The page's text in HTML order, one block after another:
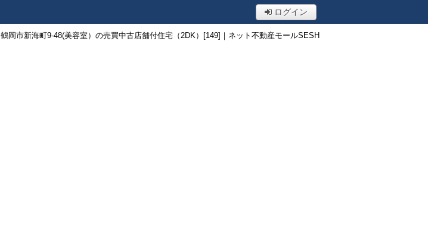
ログイン
鶴岡市新海町9-48(美容室）の売買中古店舗付住宅（2DK）[149]｜ネット不動産モールSESH